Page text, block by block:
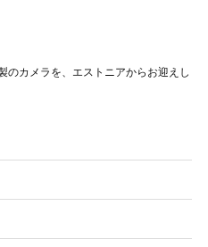
のカメラを、エストニアからお迎えし